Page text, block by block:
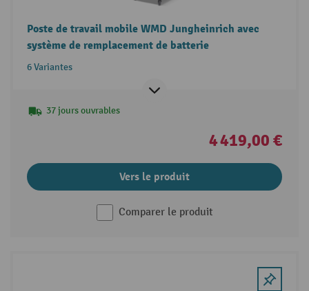
Poste de travail mobile WMD Jungheinrich avec
système de remplacement de batterie
6 Variantes
37 jours ouvrables
4 419,00 €
Vers le produit
Comparer le produit